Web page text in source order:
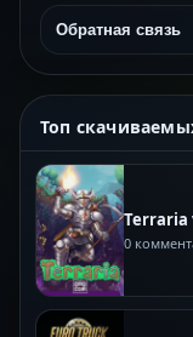
Обратная связь
Топ
Terraria
0